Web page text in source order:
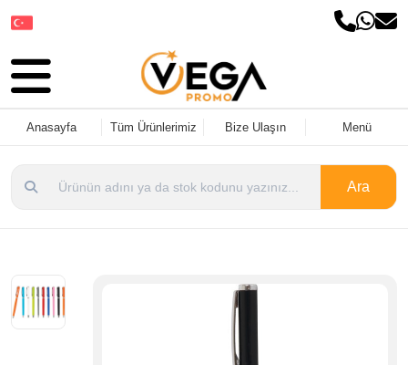
Anasayfa Tüm Ürünlerimiz Bize Ulaşın Menü
Ara